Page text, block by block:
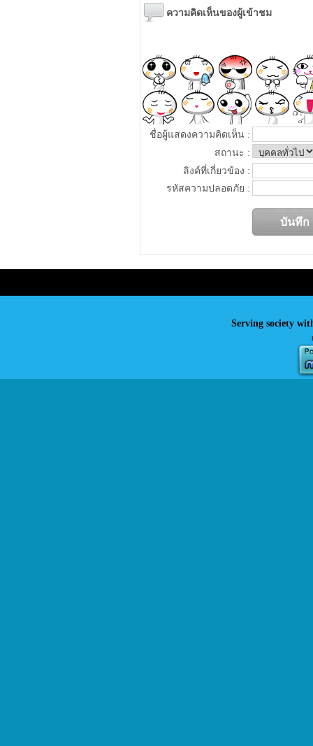
ความคิดเห็นของผู้เข้าชม
ชื่อผู้แสดงความคิดเห็น :
สถานะ :
ลิงค์ที่เกี่ยวข้อง :
รหัสความปลอดภัย :
Serving society